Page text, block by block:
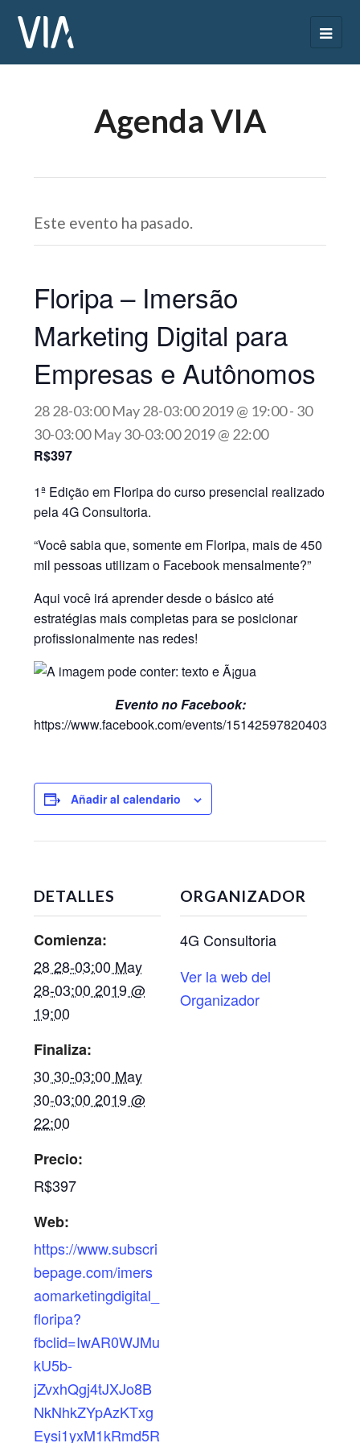
Agenda VIA
Este evento ha pasado.
Floripa – Imersão
Marketing Digital para
Empresas e Autônomos
28 28-03:00 May 28-03:00 2019 @ 19:00- 30
30-03:00 May 30-03:00 2019 @ 22:00
R$397
1ª Edição em Floripa do curso presencial realizado
pela 4G Consultoria.
“Você sabia que, somente em Floripa, mais de 450
mil pessoas utilizam o Facebook mensalmente?”
Aqui você irá aprender desde o básico até
estratégias mais completas para se posicionar
profissionalmente nas redes!
Evento no Facebook:
https://www.facebook.com/events/1514259782040314/
Añadir al calendario
DETALLES
Comienza:
28 28-03:00 May
28-03:00 2019 @
19:00
Finaliza:
30 30-03:00 May
30-03:00 2019 @
22:00
Precio:
R$397
Web:
https://www.subscri
bepage.com/imers
aomarketingdigital_
floripa?
fbclid=IwAR0WJMu
kU5b-
jZvxhQgj4tJXJo8B
NkNhkZYpAzKTxg
Eysi1yxM1kRmd5R
ORGANIZADOR
4G Consultoria
Ver la web del
Organizador